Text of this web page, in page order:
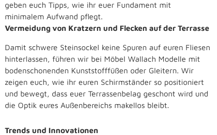
geben euch Tipps, wie ihr euer Fundament mit
minimalem Aufwand pflegt.
Vermeidung von Kratzern und Flecken auf der Terrasse
Damit schwere Steinsockel keine Spuren auf euren Fliesen
hinterlassen, führen wir bei Möbel Wallach Modelle mit
bodenschonenden Kunststofffüßen oder Gleitern. Wir
zeigen euch, wie ihr euren Schirmständer so positioniert
und bewegt, dass euer Terrassenbelag geschont wird und
die Optik eures Außenbereichs makellos bleibt.
Trends und Innovationen